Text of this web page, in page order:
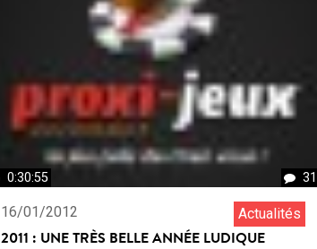
0:30:55 31
16/01/2012 Actualités
2011 : UNE TRÈS BELLE ANNÉE LUDIQUE